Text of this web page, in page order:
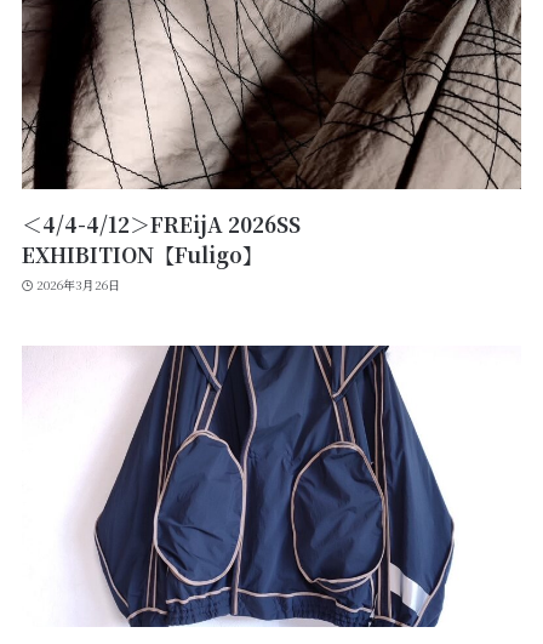
＜4/4-4/12＞FREijA 2026SS
EXHIBITION【Fuligo】
2026年3月26日